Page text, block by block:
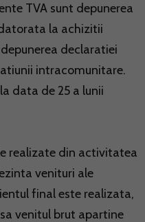
TVA sunt depunerea
la achizitii
declaratiei
intracomunitare.
data de 25 a lunii
realizate din activitatea
venituri ale
final este realizata,
venitul brut apartine